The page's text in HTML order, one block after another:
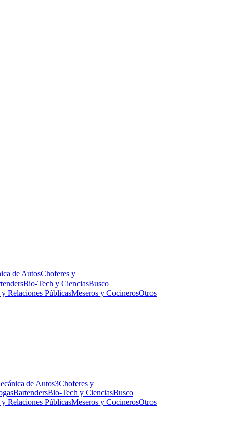
de AutosChoferes y
Bio-Tech y CienciasBusco
Relaciones PúblicasMeseros y CocinerosOtros
de Autos3Choferes y
BartendersBio-Tech y CienciasBusco
Relaciones PúblicasMeseros y CocinerosOtros